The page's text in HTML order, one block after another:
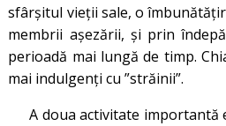
sfârșitul vieții sale, o
membrii așezării, și prin
perioadă mai lungă de timp.
mai indulgenți cu ”străinii”.
A doua activitate importantă